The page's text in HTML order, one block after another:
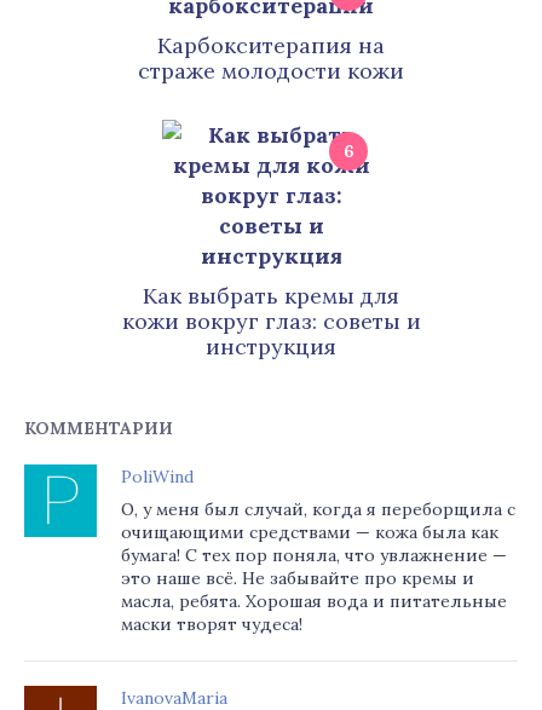
Карбокситерапия на
страже молодости кожи
6
Как выбрать кремы для
кожи вокруг глаз: советы и
инструкция
КОММЕНТАРИИ
PoliWind
О, у меня был случай, когда я переборщила с
очищающими средствами — кожа была как
бумага! С тех пор поняла, что увлажнение —
это наше всё. Не забывайте про кремы и
масла, ребята. Хорошая вода и питательные
маски творят чудеса!
IvanovaMaria